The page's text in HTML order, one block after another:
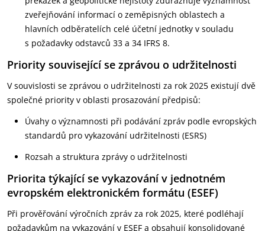
zveřejňování informací o zeměpisných oblastech a
hlavních odběratelích celé účetní jednotky v souladu
s požadavky odstavců 33 a 34 IFRS 8.
Priority související se zprávou o udržitelnosti
V souvislosti se zprávou o udržitelnosti za rok 2025 existují dvě
společné priority v oblasti prosazování předpisů:
Úvahy o významnosti při podávání zpráv podle evropských
standardů pro vykazování udržitelnosti (ESRS)
Rozsah a struktura zprávy o udržitelnosti
Priorita týkající se vykazování v jednotném
evropském elektronickém formátu (ESEF)
Při prověřování výročních zpráv za rok 2025, které podléhají
požadavkům na vykazování v ESEF a obsahují konsolidované